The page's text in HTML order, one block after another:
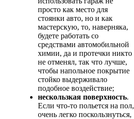
просто как место для
стоянки авто, но и как
мастерскую, то, наверняка,
будете работать со
средствами автомобильной
химии, да и протечки никто
не отменял, так что лучше,
чтобы напольное покрытие
стойко выдерживало
подобное воздействие;
нескользкая поверхность.
Если что-то польется на пол,
очень легко поскользнуться,